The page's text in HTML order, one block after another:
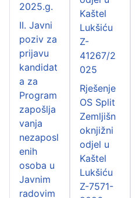
2025.g.
II. Javni
poziv za
prijavu
kandidat
a za
Program
zapošlja
vanja
nezaposl
enih
osoba u
Javnim
radovim
Kaštel
Lukšiću
Z-
41267/2
025
Rješenje
OS Split
Zemljišn
oknjižni
odjel u
Kaštel
Lukšiću
Z-7571-